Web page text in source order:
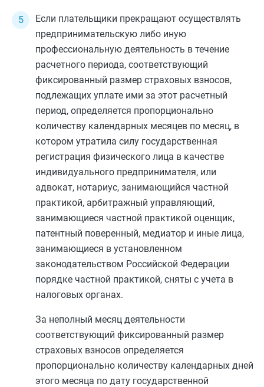
Если плательщики прекращают осуществлять
предпринимательскую либо иную
профессиональную деятельность в течение
расчетного периода, соответствующий
фиксированный размер страховых взносов,
подлежащих уплате ими за этот расчетный
период, определяется пропорционально
количеству календарных месяцев по месяц, в
котором утратила силу государственная
регистрация физического лица в качестве
индивидуального предпринимателя, или
адвокат, нотариус, занимающийся частной
практикой, арбитражный управляющий,
занимающиеся частной практикой оценщик,
патентный поверенный, медиатор и иные лица,
занимающиеся в установленном
законодательством Российской Федерации
порядке частной практикой, сняты с учета в
налоговых органах.
За неполный месяц деятельности
соответствующий фиксированный размер
страховых взносов определяется
пропорционально количеству календарных дней
этого месяца по дату государственной